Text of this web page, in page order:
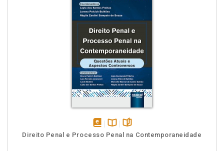
disponível
Disponível
páginas
Direito Penal e Processo Penal na Contemporaneidade